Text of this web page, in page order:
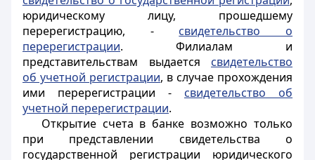
юридическому лицу, прошедшему
перерегистрацию, - свидетельство о
перерегистрации. Филиалам и
представительствам выдается свидетельство
об учетной регистрации, в случае прохождения
ими перерегистрации - свидетельство об
учетной перерегистрации.
Открытие счета в банке возможно только
при представлении свидетельства о
государственной регистрации юридического